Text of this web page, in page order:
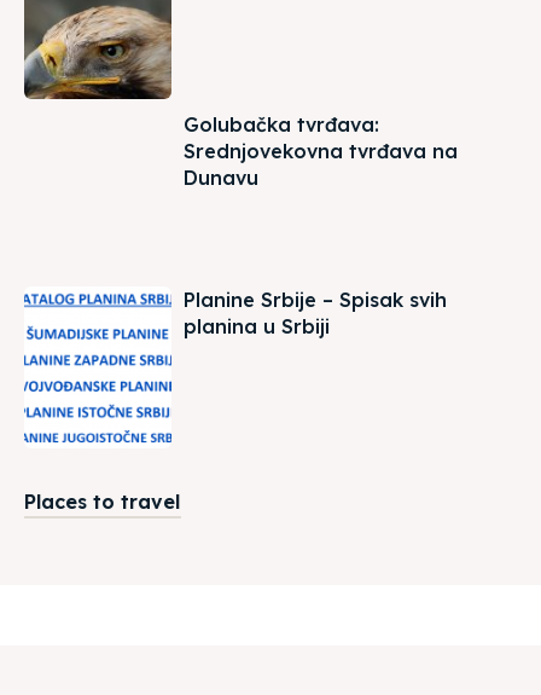
Golubačka tvrđava:
Srednjovekovna tvrđava na
Dunavu
Planine Srbije – Spisak svih
planina u Srbiji
Places to travel